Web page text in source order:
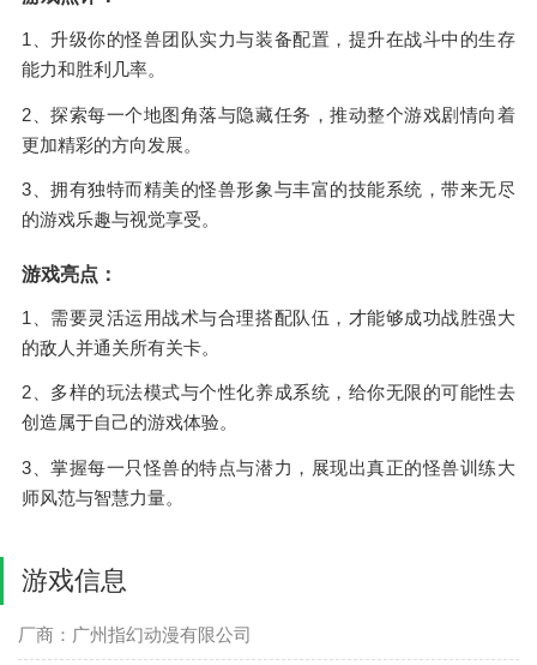
1、升级你的怪兽团队实力与装备配置，提升在战斗中的生存
能力和胜利几率。
2、探索每一个地图角落与隐藏任务，推动整个游戏剧情向着
更加精彩的方向发展。
3、拥有独特而精美的怪兽形象与丰富的技能系统，带来无尽
的游戏乐趣与视觉享受。
游戏亮点：
1、需要灵活运用战术与合理搭配队伍，才能够成功战胜强大
的敌人并通关所有关卡。
2、多样的玩法模式与个性化养成系统，给你无限的可能性去
创造属于自己的游戏体验。
3、掌握每一只怪兽的特点与潜力，展现出真正的怪兽训练大
师风范与智慧力量。
游戏信息
厂商：广州指幻动漫有限公司